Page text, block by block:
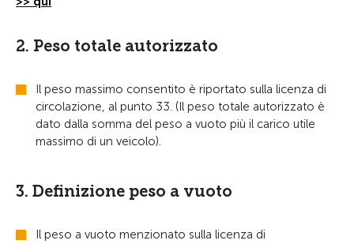
2. Peso totale autorizzato
Il peso massimo consentito è riportato sulla licenza di
circolazione, al punto 33. (Il peso totale autorizzato è
dato dalla somma del peso a vuoto più il carico utile
massimo di un veicolo).
3. Definizione peso a vuoto
Il peso a vuoto menzionato sulla licenza di